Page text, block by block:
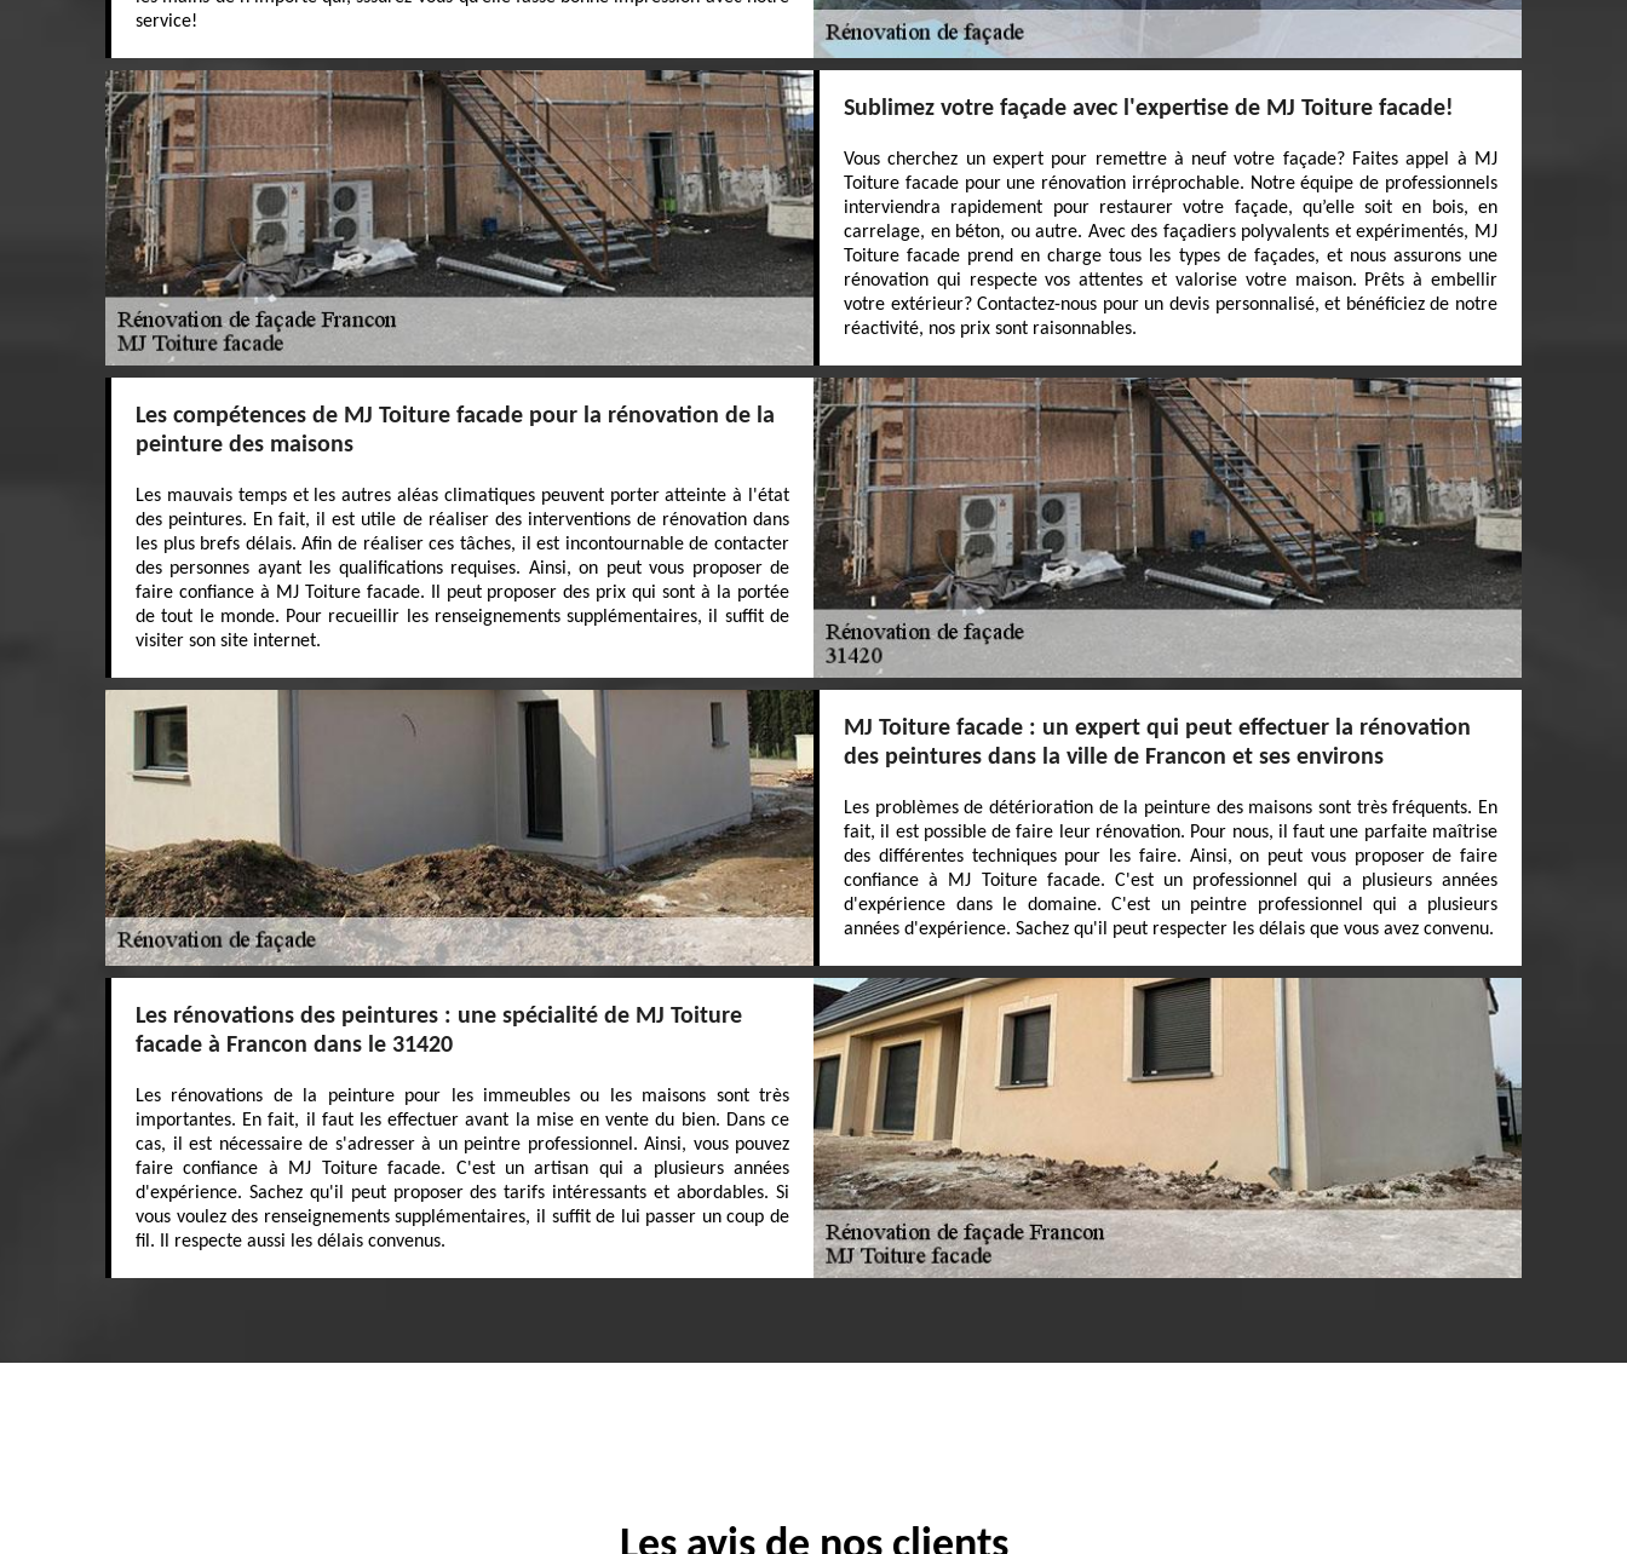
service!
Sublimez votre façade avec l'expertise de MJ Toiture facade!
Vous cherchez un expert pour remettre à neuf votre façade? Faites appel à MJ
Toiture facade pour une rénovation irréprochable. Notre équipe de professionnels
interviendra rapidement pour restaurer votre façade, qu’elle soit en bois, en
carrelage, en béton, ou autre. Avec des façadiers polyvalents et expérimentés, MJ
Toiture facade prend en charge tous les types de façades, et nous assurons une
rénovation qui respecte vos attentes et valorise votre maison. Prêts à embellir
votre extérieur? Contactez-nous pour un devis personnalisé, et bénéficiez de notre
réactivité, nos prix sont raisonnables.
Les compétences de MJ Toiture facade pour la rénovation de la
peinture des maisons
Les mauvais temps et les autres aléas climatiques peuvent porter atteinte à l'état
des peintures. En fait, il est utile de réaliser des interventions de rénovation dans
les plus brefs délais. Afin de réaliser ces tâches, il est incontournable de contacter
des personnes ayant les qualifications requises. Ainsi, on peut vous proposer de
faire confiance à MJ Toiture facade. Il peut proposer des prix qui sont à la portée
de tout le monde. Pour recueillir les renseignements supplémentaires, il suffit de
visiter son site internet.
MJ Toiture facade : un expert qui peut effectuer la rénovation
des peintures dans la ville de Francon et ses environs
Les problèmes de détérioration de la peinture des maisons sont très fréquents. En
fait, il est possible de faire leur rénovation. Pour nous, il faut une parfaite maîtrise
des différentes techniques pour les faire. Ainsi, on peut vous proposer de faire
confiance à MJ Toiture facade. C'est un professionnel qui a plusieurs années
d'expérience dans le domaine. C'est un peintre professionnel qui a plusieurs
années d'expérience. Sachez qu'il peut respecter les délais que vous avez convenu.
Les rénovations des peintures : une spécialité de MJ Toiture
facade à Francon dans le 31420
Les rénovations de la peinture pour les immeubles ou les maisons sont très
importantes. En fait, il faut les effectuer avant la mise en vente du bien. Dans ce
cas, il est nécessaire de s'adresser à un peintre professionnel. Ainsi, vous pouvez
faire confiance à MJ Toiture facade. C'est un artisan qui a plusieurs années
d'expérience. Sachez qu'il peut proposer des tarifs intéressants et abordables. Si
vous voulez des renseignements supplémentaires, il suffit de lui passer un coup de
fil. Il respecte aussi les délais convenus.